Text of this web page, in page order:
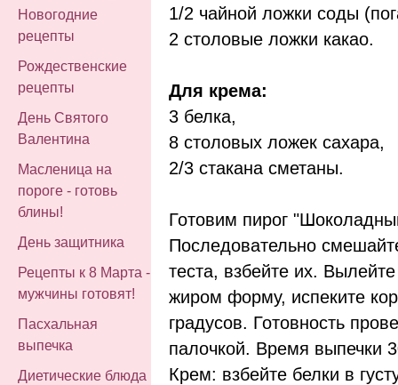
Новогодние
рецепты
Рождественские
рецепты
День Святого
Валентина
Масленица на
пороге - готовь
блины!
День защитника
Рецепты к 8 Марта -
мужчины готовят!
Пасхальная
выпечка
Диетические блюда
1/2 чайной ложки соды
2 столовые ложки какао.
Для крема:
3 белка,
8 столовых ложек сахара,
2/3 стакана сметаны.
Готовим пирог
Последовательно
теста, взбейте их.
жиром форму, испеките
градусов. Готовность
палочкой. Время выпечки
Крем: взбейте белки в